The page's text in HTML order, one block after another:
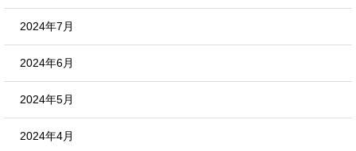
2024年7月
2024年6月
2024年5月
2024年4月